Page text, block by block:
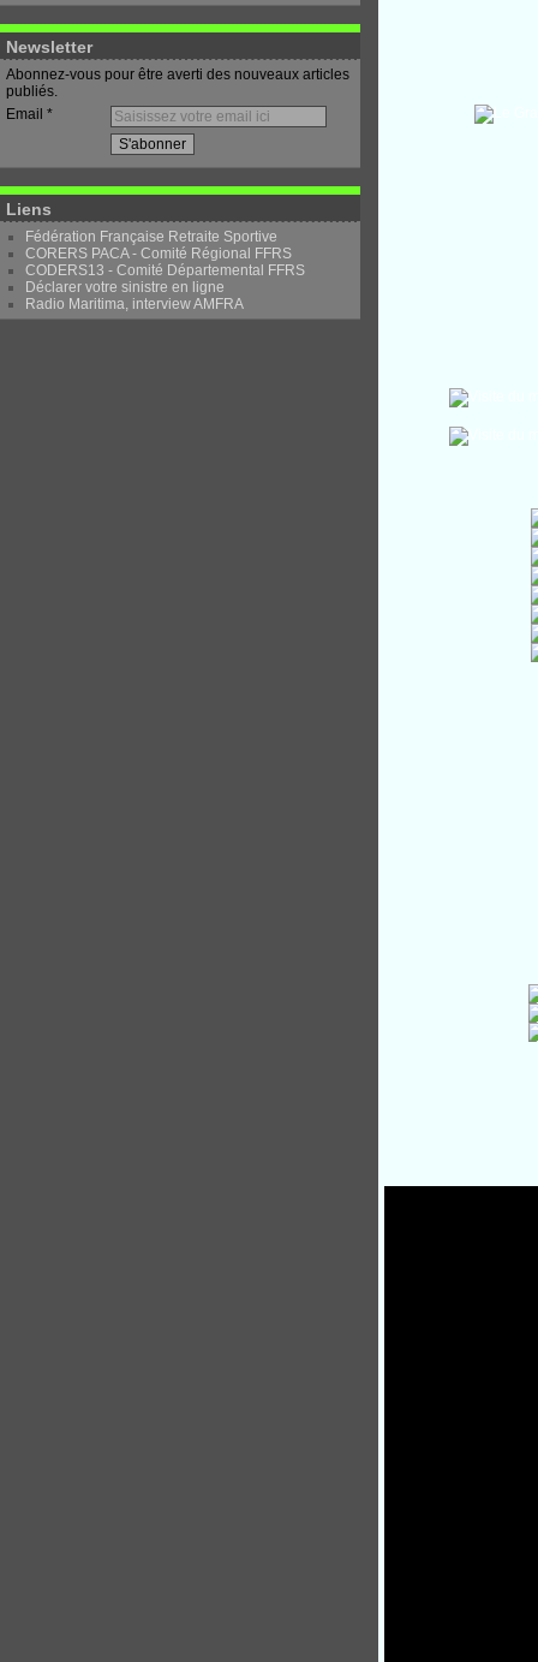
Newsletter
Abonnez-vous pour être averti des nouveaux articles
publiés.
Email
Liens
Fédération Française Retraite Sportive
CORERS PACA - Comité Régional FFRS
CODERS13 - Comité Départemental FFRS
Déclarer votre sinistre en ligne
Radio Maritima, interview AMFRA